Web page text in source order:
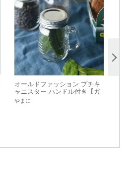
オールドファッション プチキ
ャニスター ハンドル付き【ガ
ラス】[中国製/洋食器]
やまに